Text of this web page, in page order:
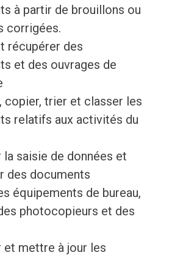
à partir de brouillons ou
corrigées.
récupérer des
et des ouvrages de
copier, trier et classer les
relatifs aux activités du
saisie de données et
des documents
équipements de bureau,
photocopieurs et des
et mettre à jour les